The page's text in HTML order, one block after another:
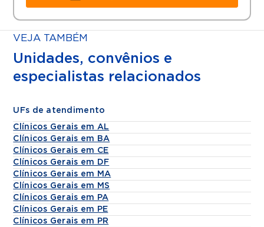
VEJA TAMBÉM
Unidades, convênios e
especialistas relacionados
UFs de atendimento
Clínicos Gerais em AL
Clínicos Gerais em BA
Clínicos Gerais em CE
Clínicos Gerais em DF
Clínicos Gerais em MA
Clínicos Gerais em MS
Clínicos Gerais em PA
Clínicos Gerais em PE
Clínicos Gerais em PR